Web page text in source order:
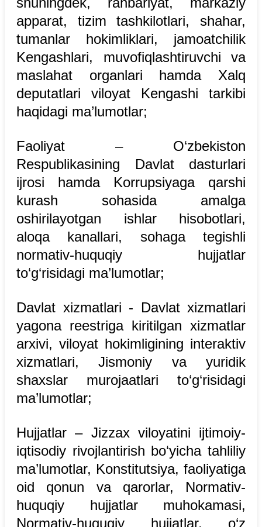
apparat, tizim tashkilotlari, shahar,
tumanlar hokimliklari, jamoatchilik
Kengashlari, muvofiqlashtiruvchi va
maslahat organlari hamda Xalq
deputatlari viloyat Kengashi tarkibi
haqidagi ma’lumotlar;
Faoliyat – O‘zbekiston
Respublikasining Davlat dasturlari
ijrosi hamda Korrupsiyaga qarshi
kurash sohasida amalga
oshirilayotgan ishlar hisobotlari,
aloqa kanallari, sohaga tegishli
normativ-huquqiy hujjatlar
to‘g‘risidagi ma’lumotlar;
Davlat xizmatlari - Davlat xizmatlari
yagona reestriga kiritilgan xizmatlar
arxivi, viloyat hokimligining interaktiv
xizmatlari, Jismoniy va yuridik
shaxslar murojaatlari to‘g‘risidagi
ma’lumotlar;
Hujjatlar – Jizzax viloyatini ijtimoiy-
iqtisodiy rivojlantirish bo‘yicha tahliliy
ma’lumotlar, Konstitutsiya, faoliyatiga
oid qonun va qarorlar, Normativ-
huquqiy hujjatlar muhokamasi,
Normativ-huquqiy hujjatlar, o‘z